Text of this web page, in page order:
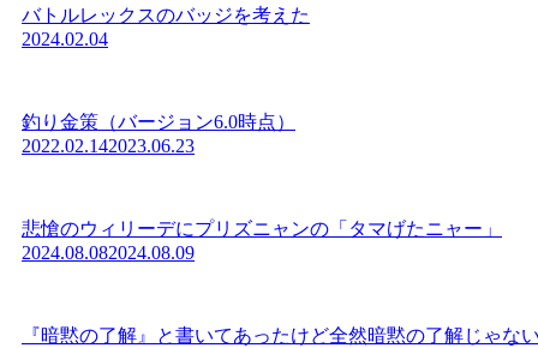
バトルレックスのバッジを考えた
2024.02.04
釣り金策（バージョン6.0時点）
2022.02.142023.06.23
悲愴のウィリーデにプリズニャンの「タマげたニャー」
2024.08.082024.08.09
『暗黙の了解』と書いてあったけど全然暗黙の了解じゃな